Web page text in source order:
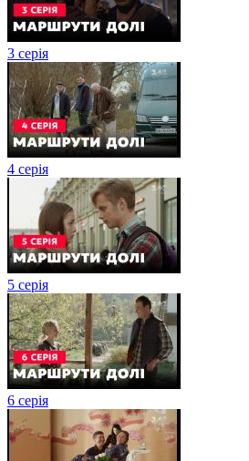
3 серія
4 серія
5 серія
6 серія